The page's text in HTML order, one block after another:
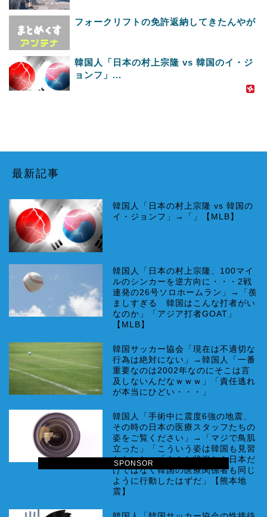
SPONSOR
フォークリフトの免許返納してきたんやが
韓国人「日本の村上宗隆 vs 韓国のイ・ジ
ョンフ」...
最新記事
韓国人「日本の村上宗隆 vs 韓国の
イ・ジョンフ」→「」【MLB】
韓国人「日本の村上宗隆、100マイ
ルのシンカーを逆方向に・・・2戦
連発の26号ソロホームラン」→「羨
ましすぎる 韓国はこんな打者がい
なのか」「アジア打者GOAT」
【MLB】
韓国サッカー協会「現在は不適切な
行為は絶対にない」→韓国人「一番
重要なのは2002年なのにそこは言
及しないんだなｗｗｗ」「責任逃れ
が本当にひどい・・・」
韓国人「手術中に震度6強の地震、
その時の日本の医療スタッフたちの
姿をご覧ください」→「マジで鳥肌
立った」「こういう姿は韓国も見習
わないと」「あんな状況なら日本だ
けではなく韓国の医療関係者も同じ
ように行動したはずだ」【熊本地
震】